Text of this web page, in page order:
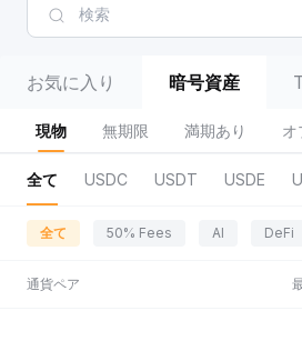
お気に入り 暗号資産
現物 無期限 満期あり オ
全て USDC USDT USDE
全て 50% Fees AI DeFi
通貨ペア